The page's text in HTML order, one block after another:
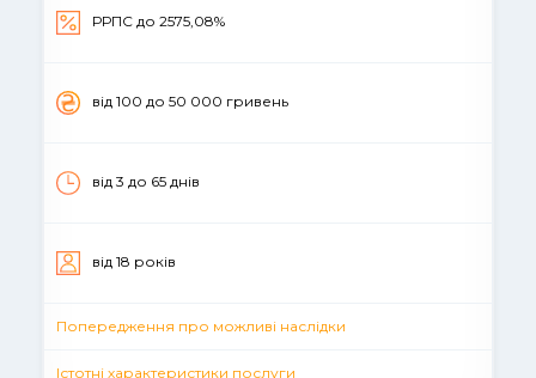
РРПС до 2575,08%
вiд 100 до 50 000 гривень
від 3 до 65 днів
вiд 18 рокiв
Попередження про можливі наслідки
Істотні характеристики послуги